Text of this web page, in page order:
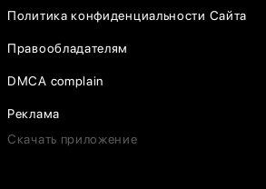
Политика конфиденциальности Сайта
Правообладателям
DMCA complain
Реклама
Скачать приложение